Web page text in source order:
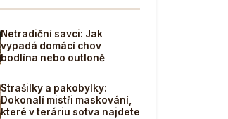
Netradiční savci: Jak
vypadá domácí chov
bodlína nebo outloně
Strašilky a pakobylky:
Dokonalí mistři maskování,
které v teráriu sotva najdete